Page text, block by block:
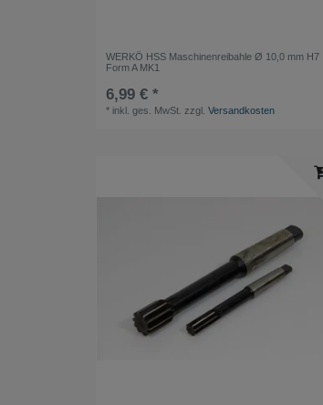
WERKÖ HSS Maschinenreibahle Ø 10,0 mm H7
Form A MK1
6,99 € *
* inkl. ges. MwSt. zzgl.Versandkosten